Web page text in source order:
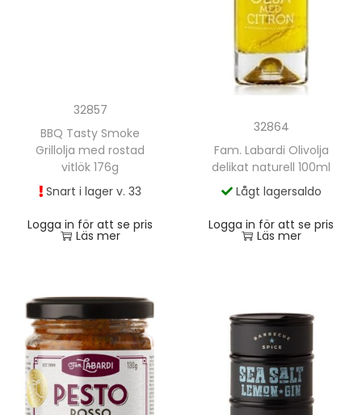
32857
BBQ Tasty Smoke
Grillolja med rostad
vitlök 176g
Snart i lager v. 33
Logga in för att se pris
Läs mer
32864
Fam. Labardi Olivolja
delikat naturell 100ml
Lågt lagersaldo
Logga in för att se pris
Läs mer